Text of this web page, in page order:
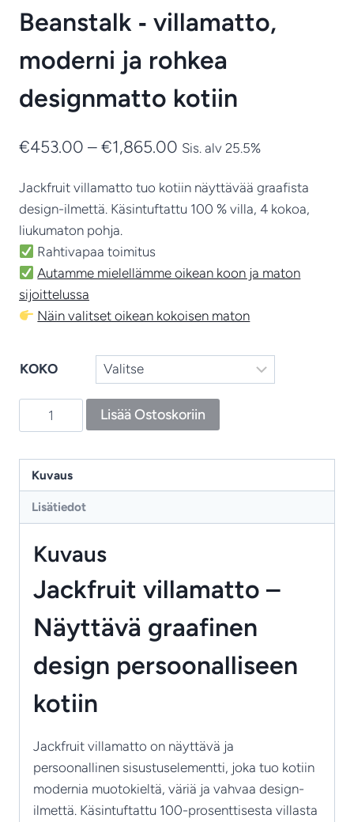
Beanstalk ‑ villamatto,
moderni ja rohkea
designmatto kotiin
€453.00 – €1,865.00 Hintaluokka:
-
Sis. alv 25.5%
Jackfruit villamatto tuo kotiin näyttävää graafista
design-ilmettä. Käsintuftattu 100 % villa, 4 kokoa,
liukumaton pohja.
Rahtivapaa toimitus
Autamme mielellämme oikean koon ja maton
sijoittelussa
Näin valitset oikean kokoisen maton
KOKO
Jackfruit
and
Beanstalk
‑
villamatto,
rohkea
designmatto
kotiin
Lisää Ostoskoriin
Kuvaus
Lisätiedot
Kuvaus
Jackfruit villamatto –
Näyttävä graafinen
design persoonalliseen
kotiin
Jackfruit villamatto on näyttävä ja
persoonallinen sisustuselementti, joka tuo kotiin
modernia muotokieltä, väriä ja vahvaa design-
ilmettä. Käsintuftattu 100-prosenttisesta villasta